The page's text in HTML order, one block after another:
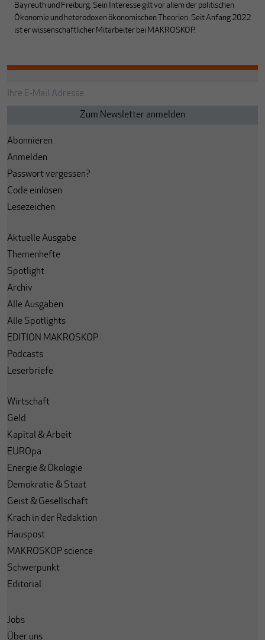
Bayreuth und Freiburg. Sein Interesse gilt vor allem der politischen
Ökonomie und heterodoxen ökonomischen Theorien. Seit Anfang 2022
ist er wissenschaftlicher Mitarbeiter bei MAKROSKOP.
Abonnieren
Anmelden
Passwort vergessen?
Code einlösen
Lesezeichen
Aktuelle Ausgabe
Themenhefte
Spotlight
Archiv
Alle Ausgaben
Alle Spotlights
EDITION MAKROSKOP
Podcasts
Leserbriefe
Wirtschaft
Geld
Kapital & Arbeit
EUROpa
Energie & Ökologie
Demokratie & Staat
Geist & Gesellschaft
Krach in der Redaktion
Hauspost
MAKROSKOP science
Schwerpunkt
Editorial
Jobs
Über uns